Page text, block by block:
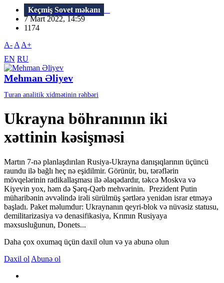
Keçmiş Sovet məkanı
7 Mart 2022, 14:59
1174
A- A A+
EN RU
Mehman Əliyev
Turan analitik xidmətinin rəhbəri
Ukrayna böhranının iki
xəttinin kəsişməsi
Martın 7-nə planlaşdırılan Rusiya-Ukrayna danışıqlarının üçüncü
raundu ilə bağlı heç nə eşidilmir. Görünür, bu, tərəflərin
mövqelərinin radikallaşması ilə əlaqədardır, təkcə Moskva və
Kiyevin yox, həm də Şərq-Qərb mehvərinin. Prezident Putin
müharibənin əvvəlində irəli sürülmüş şərtlərə yenidən israr etməyə
başladı. Paket məlumdur: Ukraynanın qeyri-blok və nüvəsiz statusu,
demilitarizasiya və denasifikasiya, Krımın Rusiyaya
məxsusluğunun, Donets...
Daha çox oxumaq üçün daxil olun və ya abunə olun
Daxil ol Abunə ol